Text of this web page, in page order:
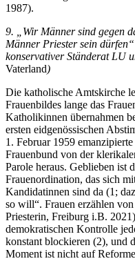
1987).
9. „Wir Männer sind gegen
Männer Priester sein
konservativer Ständerat LU
Vaterland)
Die katholische Amtskirche
Frauenbildes lange das
Katholikinnen übernahmen
ersten eidgenössischen
1. Februar 1959
Frauenbund von der
Parole heraus. Geblieben ist
Frauenordination, das sich
Kandidatinnen sind da (1;
so will“. Frauen erzählen
Priesterin, Freiburg i.B.
demokratischen Kontrolle
konstant blockieren (2), und
Moment ist nicht auf